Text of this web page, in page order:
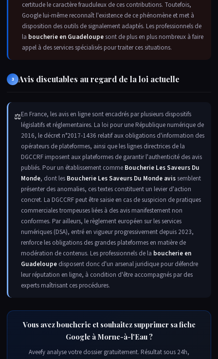
certitude le caractère frauduleux de ces contributions. Toutefois,
Google lui-même reconnaît l'existence de ce phénomène et met à
disposition des outils de signalement adaptés. Les professionnels de
la boucherie en Guadeloupesont de plus en plus nombreux à faire
appel à des services spécialisés pour traiter ces situations.
3 Avis discutables au regard de la loi actuelle
⚖En France, les avis en ligne sont encadrés par plusieurs dispositifs
législatifs et réglementaires. La loi pour une République numérique de
2016, le décret n°2017-1436 relatif aux obligations d'information des
opérateurs de plateformes, ainsi que les lignes directrices de la
DGCCRF imposent aux plateformes de garantir l'authenticité des avis
publiés. Pour un établissement comme Boucherie Les Saveurs Du
Monde, dont les Boucherie Les Saveurs Du Monde avissemblent
présenter des anomalies, ces textes constituent un levier d'action
concret. La DGCCRF peut être saisie en cas de suspicion de pratiques
commerciales trompeuses liées à des avis manifestement non
conformes. Par ailleurs, le règlement européen sur les services
numériques (DSA), entré en vigueur progressivement depuis 2023,
renforce les obligations des grandes plateformes en matière de
modération de contenus. Les professionnels de la boucherie en
Guadeloupe disposent donc d'un arsenal juridique pour défendre
leur réputation en ligne, à condition d'être accompagnés par des
experts maîtrisant ces procédures.
Vous avez boucherie et souhaitez supprimer sa fiche
Google à Morne-à-l'Eau ?
Aveefy analyse votre dossier gratuitement. Résultat sous 24h,